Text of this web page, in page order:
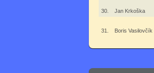
30. Jan Krkoška
31. Boris Vasilovčík